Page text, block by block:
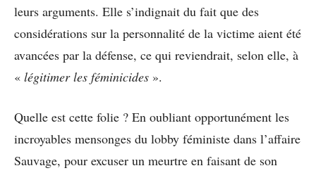
leurs arguments. Elle s’indignait du fait que des
considérations sur la personnalité de la victime aient été
avancées par la défense, ce qui reviendrait, selon elle, à
« légitimer les féminicides ».
Quelle est cette folie ? En oubliant opportunément les
incroyables mensonges du lobby féministe dans l’affaire
Sauvage, pour excuser un meurtre en faisant de son